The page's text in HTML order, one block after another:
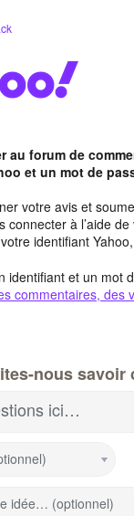
au forum de
et un mot de
votre avis et
connecter à l’aide
identifiant Yahoo,
identifiant et un mot
commentaires, des
nous
ici…
idée… (optionnel)